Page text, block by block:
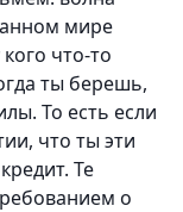
мире
что-то
ты берешь,
То есть если
что ты эти
Те
о